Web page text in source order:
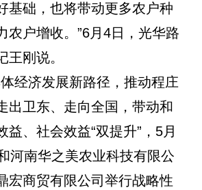
基础，也将带动更多农户种
农户增收。”6月4日，光华路
王刚说。
经济发展新路径，推动程庄
出卫东、走向全国，带动和
益、社会效益“双提升”，5月
河南华之美农业科技有限公
宏商贸有限公司举行战略性